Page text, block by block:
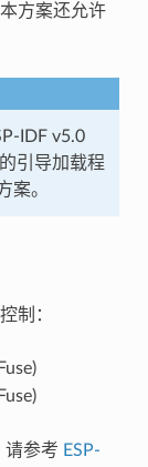
方案还允许
IDF v5.0
引导加载程
案。
制：
请参考 ESP-